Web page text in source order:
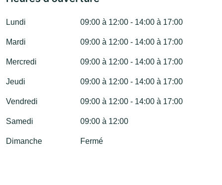
Lundi 09:00 à 12:00 - 14:00 à 17:00
Mardi 09:00 à 12:00 - 14:00 à 17:00
Mercredi 09:00 à 12:00 - 14:00 à 17:00
Jeudi 09:00 à 12:00 - 14:00 à 17:00
Vendredi 09:00 à 12:00 - 14:00 à 17:00
Samedi 09:00 à 12:00
Dimanche Fermé